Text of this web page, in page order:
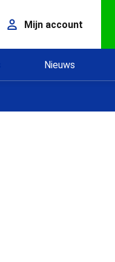
Mijn account
Nieuws